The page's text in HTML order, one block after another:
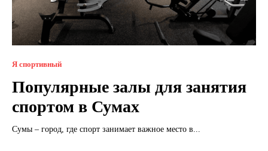
Я спортивный
Популярные залы для занятия
спортом в Сумах
Сумы – город, где спорт занимает важное место в...